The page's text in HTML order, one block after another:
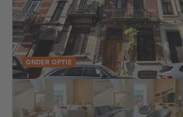
ONDER OPTIE